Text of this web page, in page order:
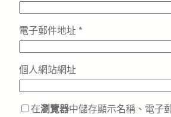
電子郵件地址 *
個人網站網址
在瀏覽器中儲存顯示名稱、電子